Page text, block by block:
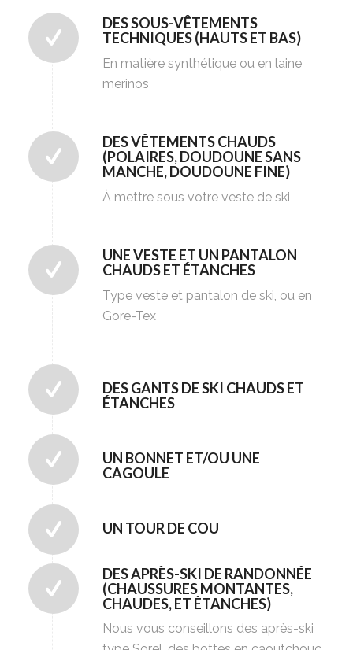
DES SOUS-VÊTEMENTS
TECHNIQUES (HAUTS ET BAS)
En matière synthétique ou en laine
merinos
DES VÊTEMENTS CHAUDS
(POLAIRES, DOUDOUNE SANS
MANCHE, DOUDOUNE FINE)
À mettre sous votre veste de ski
UNE VESTE ET UN PANTALON
CHAUDS ET ÉTANCHES
Type veste et pantalon de ski, ou en
Gore-Tex
DES GANTS DE SKI CHAUDS ET
ÉTANCHES
UN BONNET ET/OU UNE
CAGOULE
UN TOUR DE COU
DES APRÈS-SKI DE RANDONNÉE
(CHAUSSURES MONTANTES,
CHAUDES, ET ÉTANCHES)
Nous vous conseillons des après-ski